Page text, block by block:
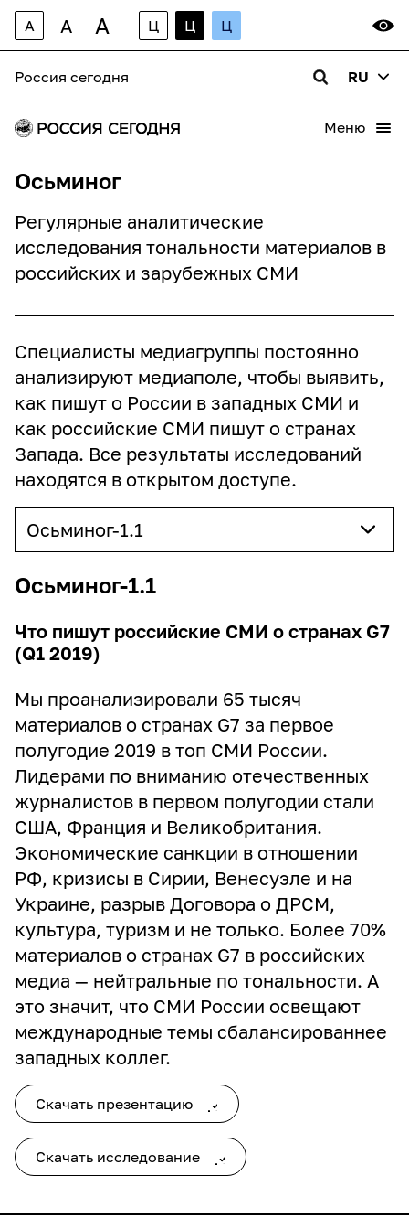
A A A Ц Ц Ц
Россия сегодня RU
Меню
Осьминог
Регулярные аналитические
исследования тональности материалов в
российских и зарубежных СМИ
Специалисты медиагруппы постоянно
анализируют медиаполе, чтобы выявить,
как пишут о России в западных СМИ и
как российские СМИ пишут о странах
Запада. Все результаты исследований
находятся в открытом доступе.
Осьминог-1.1
Осьминог-1.1
Что пишут российские СМИ о странах G7
(Q1 2019)
Мы проанализировали 65 тысяч
материалов о странах G7 за первое
полугодие 2019 в топ СМИ России.
Лидерами по вниманию отечественных
журналистов в первом полугодии стали
США, Франция и Великобритания.
Экономические санкции в отношении
РФ, кризисы в Сирии, Венесуэле и на
Украине, разрыв Договора о ДРСМ,
культура, туризм и не только. Более 70%
материалов о странах G7 в российских
медиа — нейтральные по тональности. А
это значит, что СМИ России освещают
международные темы сбалансированнее
западных коллег.
Скачать презентацию
Скачать исследование